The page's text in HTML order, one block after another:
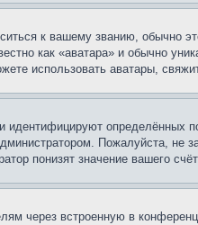
к вашему званию, обычно
как «аватара» и обычно
использовать аватары,
определённых
Пожалуйста,
понизят значение вашего
через встроенную в